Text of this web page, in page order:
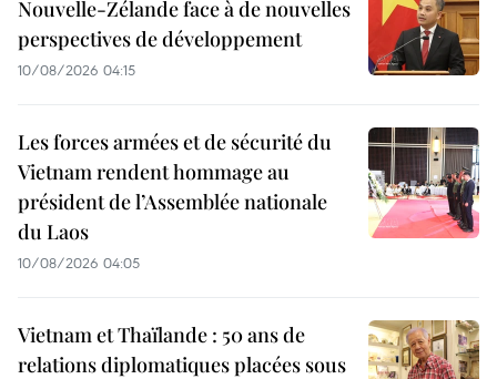
Nouvelle-Zélande face à de nouvelles
perspectives de développement
10/08/2026 04:15
Les forces armées et de sécurité du
Vietnam rendent hommage au
président de l’Assemblée nationale
du Laos
10/08/2026 04:05
Vietnam et Thaïlande : 50 ans de
relations diplomatiques placées sous